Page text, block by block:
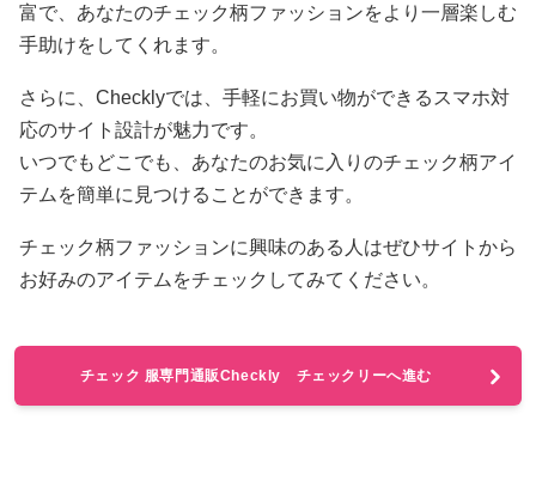
富で、あなたのチェック柄ファッションをより一層楽しむ
手助けをしてくれます。
さらに、Checklyでは、手軽にお買い物ができるスマホ対
応のサイト設計が魅力です。
いつでもどこでも、あなたのお気に入りのチェック柄アイ
テムを簡単に見つけることができます。
チェック柄ファッションに興味のある人はぜひサイトから
お好みのアイテムをチェックしてみてください。
チェック 服専門通販Checkly チェックリーへ進む